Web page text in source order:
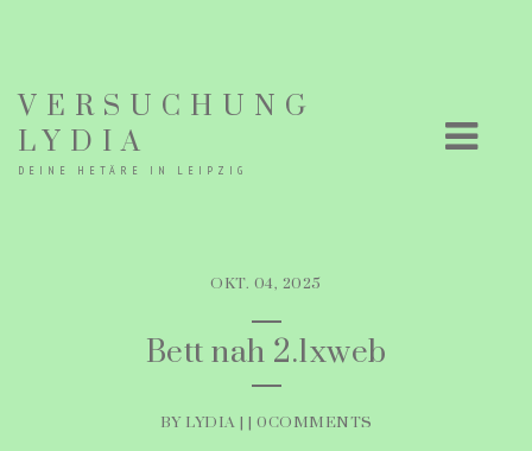
VERSUCHUNG
LYDIA
DEINE HETÄRE IN LEIPZIG
OKT. 04, 2025
Bett nah 2.1xweb
BY LYDIA | | 0COMMENTS